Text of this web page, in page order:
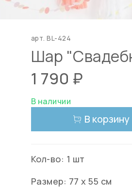
арт.BL-424
Шар
1 790 ₽
В наличии
В корзину
Кол-во: 1 шт
Размер: 77 х 55 см